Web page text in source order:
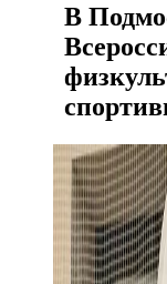
В